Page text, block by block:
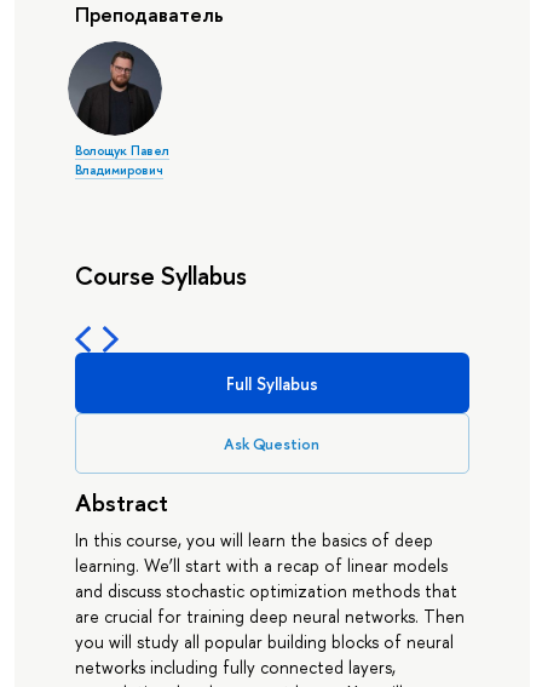
Преподаватель
Волощук Павел
Владимирович
Course Syllabus
Full Syllabus
Ask Question
Abstract
In this course, you will learn the basics of deep
learning. We’ll start with a recap of linear models
and discuss stochastic optimization methods that
are crucial for training deep neural networks. Then
you will study all popular building blocks of neural
networks including fully connected layers,